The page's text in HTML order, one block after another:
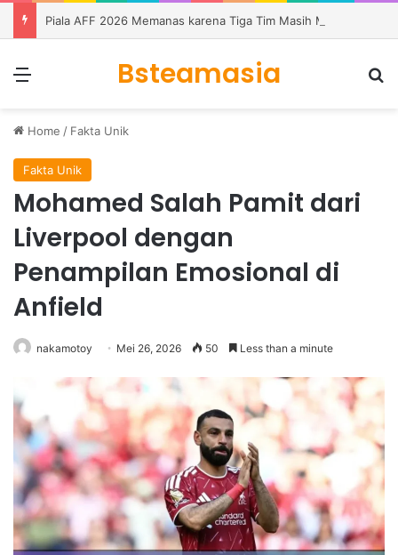
Bsteamasia
Home / Fakta Unik
Fakta Unik
Mohamed Salah Pamit dari
Liverpool dengan
Penampilan Emosional di
Anfield
nakamotoy Mei 26, 2026 50 Less than a minute